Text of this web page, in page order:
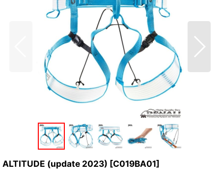
ALTITUDE (update 2023) [C019BA01]